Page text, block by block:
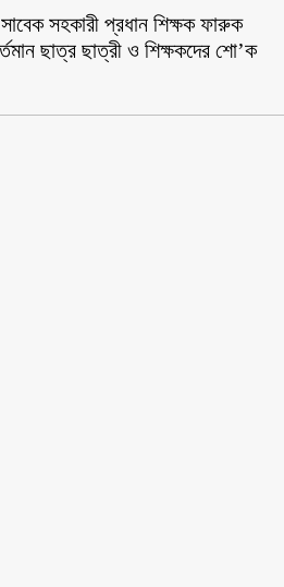
সহকারী প্রধান শিক্ষক ফারুক
ছাত্র ছাত্রী ও শিক্ষকদের শো’ক